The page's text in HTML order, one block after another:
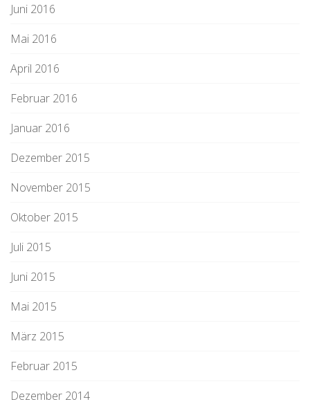
Juni 2016
Mai 2016
April 2016
Februar 2016
Januar 2016
Dezember 2015
November 2015
Oktober 2015
Juli 2015
Juni 2015
Mai 2015
März 2015
Februar 2015
Dezember 2014